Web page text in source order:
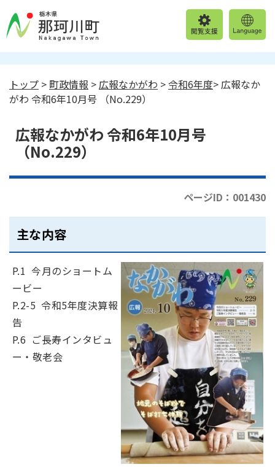
トップ > 町政情報 >広報なかがわ >令和6年度> 広報なか
がわ 令和6年10月号 （No.229）
広報なかがわ 令和6年10月号
（No.229）
ページID：001430
主な内容
P.1 今月のショートム
ービー
P.2-5 令和5年度決算報
告
P.6 ご長寿インタビュ
ー・敬老会